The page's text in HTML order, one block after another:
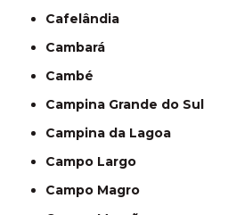
Cafelândia
Cambará
Cambé
Campina Grande do Sul
Campina da Lagoa
Campo Largo
Campo Magro